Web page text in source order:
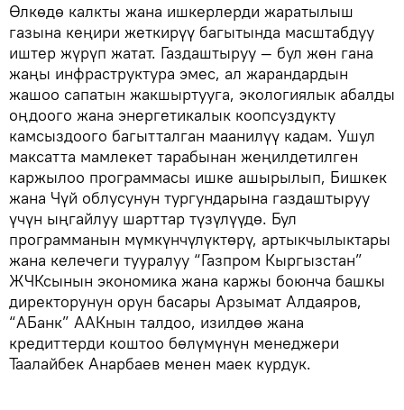
Өлкөдө калкты жана ишкерлерди жаратылыш
газына кеңири жеткирүү багытында масштабдуу
иштер жүрүп жатат. Газдаштыруу — бул жөн гана
жаңы инфраструктура эмес, ал жарандардын
жашоо сапатын жакшыртууга, экологиялык абалды
оңдоого жана энергетикалык коопсуздукту
камсыздоого багытталган маанилүү кадам. Ушул
максатта мамлекет тарабынан жеңилдетилген
каржылоо программасы ишке ашырылып, Бишкек
жана Чүй облусунун тургундарына газдаштыруу
үчүн ыңгайлуу шарттар түзүлүүдө. Бул
программанын мүмкүнчүлүктөрү, артыкчылыктары
жана келечеги тууралуу “Газпром Кыргызстан”
ЖЧКсынын экономика жана каржы боюнча башкы
директорунун орун басары Арзымат Алдаяров,
“АБанк” ААКнын талдоо, изилдөө жана
кредиттерди коштоо бөлүмүнүн менеджери
Таалайбек Анарбаев менен маек курдук.